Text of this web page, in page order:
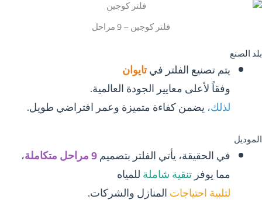
فلتر كوجين – 9 مراحل
بلد الصنع
يتم تصنيع الفلتر فيتايوان
وفقاً لأعلى معايير الجودة العالمية.
لذلك،يضمن كفاءة متميزة وعمر افتراضي طويل.
الموديل
في الحقيقة، يأتي الفلتر بتصميم9 مراحل متكاملة
،
مما يوفرتنقية شاملةللمياه
لتلبية احتياجاتالمنازل والشركات.